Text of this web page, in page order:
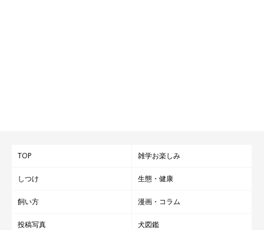
TOP 雑学お楽しみ
しつけ 生態・健康
飼い方 漫画・コラム
投稿写真 犬図鑑